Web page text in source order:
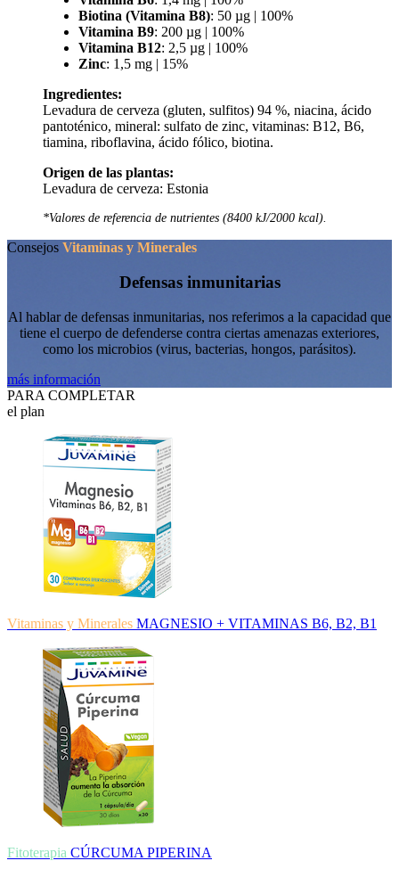
Biotina (Vitamina B8): 50 µg | 100%
Vitamina B9: 200 µg | 100%
Vitamina B12: 2,5 µg | 100%
Zinc: 1,5 mg | 15%
Ingredientes:
Levadura de cerveza (gluten, sulfitos) 94 %, niacina, ácido
pantoténico, mineral: sulfato de zinc, vitaminas: B12, B6,
tiamina, riboflavina, ácido fólico, biotina.
Origen de las plantas:
Levadura de cerveza: Estonia
*Valores de referencia de nutrientes (8400 kJ/2000 kcal).
Consejos Vitaminas y Minerales
Defensas inmunitarias
Al hablar de defensas inmunitarias, nos referimos a la capacidad que
tiene el cuerpo de defenderse contra ciertas amenazas exteriores,
como los microbios (virus, bacterias, hongos, parásitos).
más información
PARA COMPLETAR
el plan
Vitaminas y Minerales MAGNESIO + VITAMINAS B6, B2, B1
Fitoterapia CÚRCUMA PIPERINA